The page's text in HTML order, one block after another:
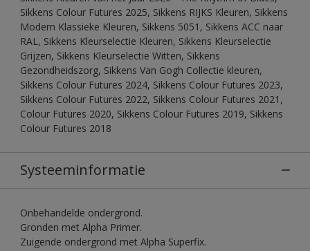
Sikkens Colour Futures 2025, Sikkens RIJKS Kleuren, Sikkens
Modern Klassieke Kleuren, Sikkens 5051, Sikkens ACC naar
RAL, Sikkens Kleurselectie Kleuren, Sikkens Kleurselectie
Grijzen, Sikkens Kleurselectie Witten, Sikkens
Gezondheidszorg, Sikkens Van Gogh Collectie kleuren,
Sikkens Colour Futures 2024, Sikkens Colour Futures 2023,
Sikkens Colour Futures 2022, Sikkens Colour Futures 2021,
Colour Futures 2020, Sikkens Colour Futures 2019, Sikkens
Colour Futures 2018
Systeeminformatie
Onbehandelde ondergrond.
Gronden met Alpha Primer.
Zuigende ondergrond met Alpha Superfix.